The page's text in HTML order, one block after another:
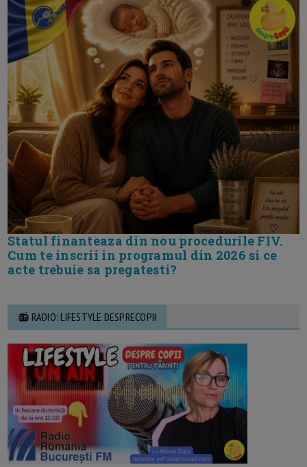
Statul finanteaza din nou procedurile FIV.
Cum te inscrii in programul din 2026 si ce
acte trebuie sa pregatesti?
📻 RADIO: LIFESTYLE DESPRECOPII